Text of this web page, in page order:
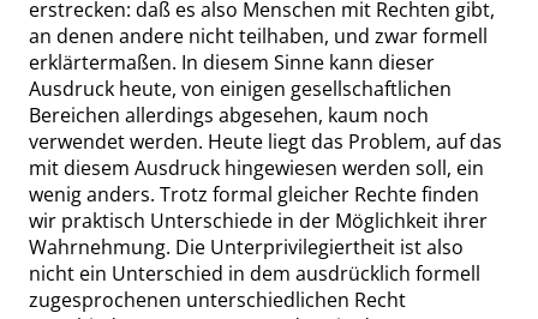
erstrecken: daß es also Menschen mit Rechten gibt,
an denen andere nicht teilhaben, und zwar formell
erklärtermaßen. In diesem Sinne kann dieser
Ausdruck heute, von einigen gesellschaftlichen
Bereichen allerdings abgesehen, kaum noch
verwendet werden. Heute liegt das Problem, auf das
mit diesem Ausdruck hingewiesen werden soll, ein
wenig anders. Trotz formal gleicher Rechte finden
wir praktisch Unterschiede in der Möglichkeit ihrer
Wahrnehmung. Die Unterprivilegiertheit ist also
nicht ein Unterschied in dem ausdrücklich formell
zugesprochenen unterschiedlichen Recht